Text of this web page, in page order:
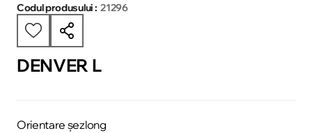
Codul produsului : 21296
DENVER L
Orientare șezlong